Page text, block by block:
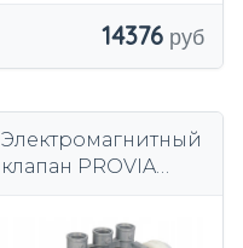
14376
Электромагнитный
клапан PROVIA